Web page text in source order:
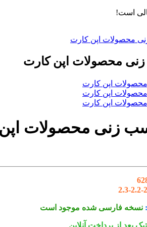
است!
محصولات اپن کارت
محصولات اپن کارت
زنی محصولات
نسخه فارسی شده موجود است
بعد از پرداخت آنلاین